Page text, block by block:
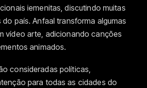
iemenitas, discutindo muitas
país. Anfaal transforma algumas
vídeo arte, adicionando canções
animados.
consideradas políticas,
para todas as cidades do